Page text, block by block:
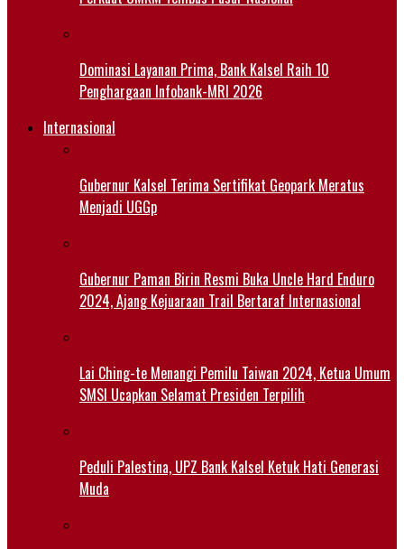
Dominasi Layanan Prima, Bank Kalsel Raih 10
Penghargaan Infobank-MRI 2026
Internasional
Gubernur Kalsel Terima Sertifikat Geopark Meratus
Menjadi UGGp
Gubernur Paman Birin Resmi Buka Uncle Hard Enduro
2024, Ajang Kejuaraan Trail Bertaraf Internasional
Lai Ching-te Menangi Pemilu Taiwan 2024, Ketua Umum
SMSI Ucapkan Selamat Presiden Terpilih
Peduli Palestina, UPZ Bank Kalsel Ketuk Hati Generasi
Muda